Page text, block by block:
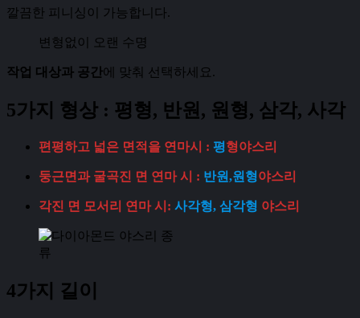
깔끔한 피니싱이 가능합니다.
변형없이 오랜 수명
작업 대상과 공간에 맞춰 선택하세요.
5가지 형상 : 평형, 반원, 원형, 삼각, 사각
편평하고 넓은 면적을 연마시 : 평형야스리
둥근면과 굴곡진 면 연마 시 : 반원,원형야스리
각진 면 모서리 연마 시: 사각형, 삼각형 야스리
4가지 길이